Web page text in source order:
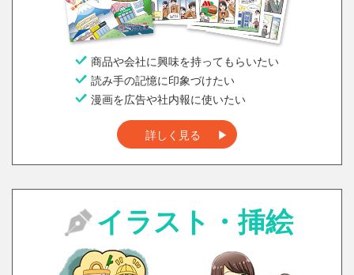
商品や会社に興味を持ってもらいたい
読み手の記憶に印象づけたい
漫画を広告や社内報に使いたい
詳しく見る
イラスト・挿絵